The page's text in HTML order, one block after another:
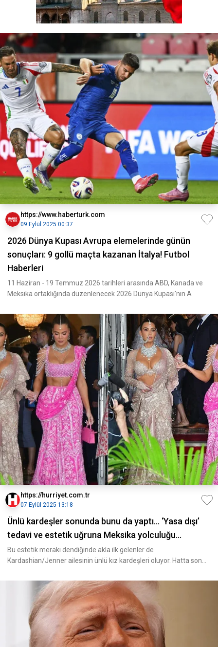
https://www.haberturk.com
09 Eylül 2025 00:37
2026 Dünya Kupası Avrupa elemelerinde günün
sonuçları: 9 gollü maçta kazanan İtalya! Futbol
Haberleri
11 Haziran - 19 Temmuz 2026 tarihleri arasında ABD, Kanada ve
Meksika ortaklığında düzenlenecek 2026 Dünya Kupası'nın A
https://hurriyet.com.tr
07 Eylül 2025 13:18
Ünlü kardeşler sonunda bunu da yaptı… ‘Yasa dışı’
tedavi ve estetik uğruna Meksika yolculuğu…
Bu estetik merakı dendiğinde akla ilk gelenler de
Kardashian/Jenner ailesinin ünlü kız kardeşleri oluyor. Hatta son